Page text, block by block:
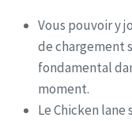
Vous pouvoir y
de chargement
fondamental
moment.
Le Chicken